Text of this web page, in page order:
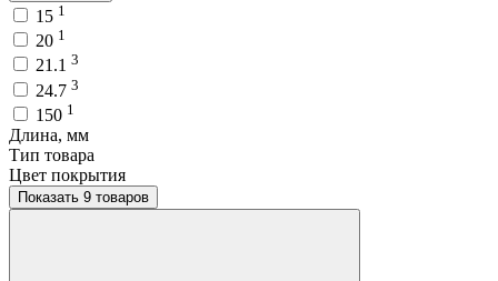
15 1
20 1
21.1 3
24.7 3
150 1
Длина, мм
Тип товара
Цвет покрытия
Показать 9 товаров